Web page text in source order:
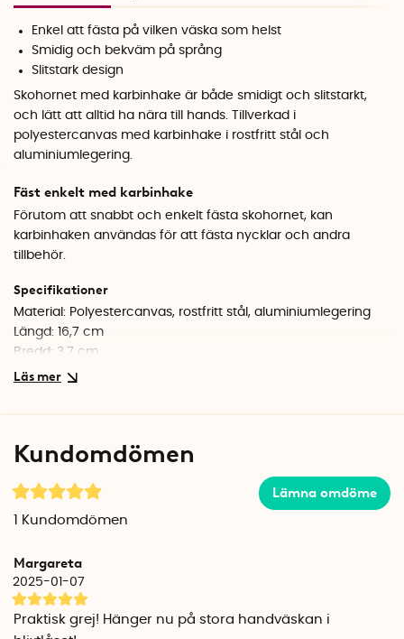
Enkel att fästa på vilken väska som helst
Smidig och bekväm på språng
Slitstark design
Skohornet med karbinhake är både smidigt och slitstarkt,
och lätt att alltid ha nära till hands. Tillverkad i
polyestercanvas med karbinhake i rostfritt stål och
aluminiumlegering.
Fäst enkelt med karbinhake
Förutom att snabbt och enkelt fästa skohornet, kan
karbinhaken användas för att fästa nycklar och andra
tillbehör.
Specifikationer
Material: Polyestercanvas, rostfritt stål, aluminiumlegering
Längd: 16,7 cm
Bredd: 3,7 cm
Kundomdömen
Lämna omdöme
Kundomdömen
Margareta
2025-01-07
Praktisk grej! Hänger nu på stora handväskan i